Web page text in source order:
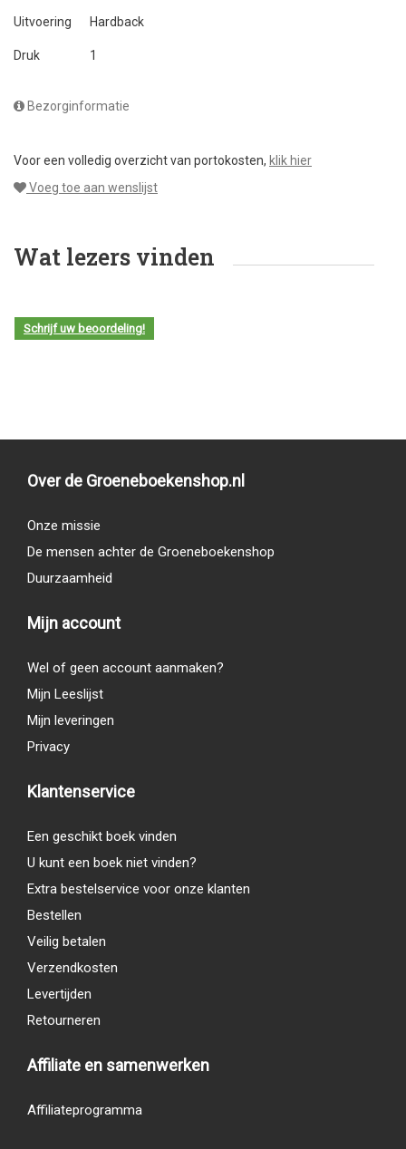
Uitvoering Hardback
Druk 1
Bezorginformatie
Voor een volledig overzicht van portokosten, klik hier
Voeg toe aan wenslijst
Wat lezers vinden
Schrijf uw beoordeling!
Over de Groeneboekenshop.nl
Onze missie
De mensen achter de Groeneboekenshop
Duurzaamheid
Mijn account
Wel of geen account aanmaken?
Mijn Leeslijst
Mijn leveringen
Privacy
Klantenservice
Een geschikt boek vinden
U kunt een boek niet vinden?
Extra bestelservice voor onze klanten
Bestellen
Veilig betalen
Verzendkosten
Levertijden
Retourneren
Affiliate en samenwerken
Affiliateprogramma